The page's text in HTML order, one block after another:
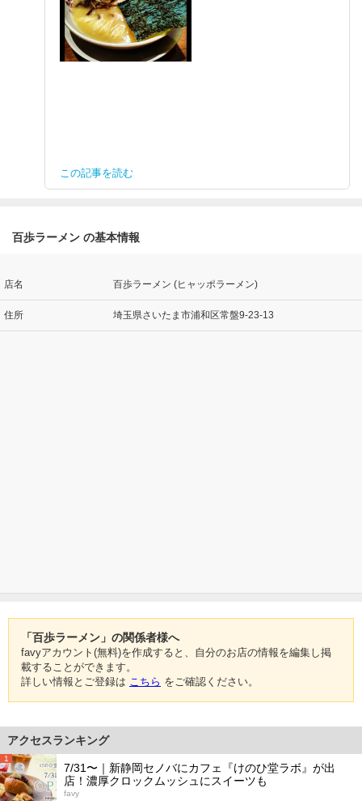
この記事を読む
百歩ラーメン の基本情報
店名 百歩ラーメン (ヒャッポラーメン)
住所 埼玉県さいたま市浦和区常盤9-23-13
「百歩ラーメン」の関係者様へ
favyアカウント(無料)を作成すると、自分のお店の情報を編集し掲
載することができます。
詳しい情報とご登録は こちら をご確認ください。
アクセスランキング
1
7/31〜｜新静岡セノバにカフェ『けのひ堂ラボ』が出
店！濃厚クロックムッシュにスイーツも
favy